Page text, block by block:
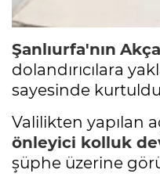
Şanlıurfa'nın
dolandırıcılara
sayesinde
Valilikten yapılan
önleyici kolluk
şüphe üzerine